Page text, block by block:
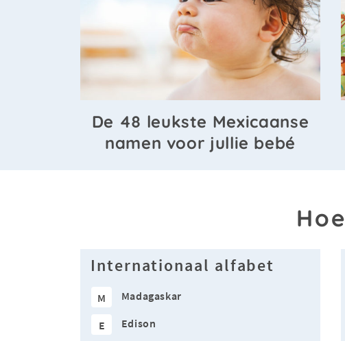
De 48 leukste Mexicaanse
namen voor jullie bebé
Internationaal alfabet
M Madagaskar
E Edison